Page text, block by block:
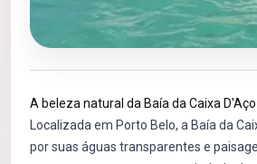
A beleza natural da Baía da Caixa D'Aço
Localizada em Porto Belo, a Baía da
por suas águas transparentes e